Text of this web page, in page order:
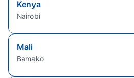
Kenya
Nairobi
Mali
Bamako